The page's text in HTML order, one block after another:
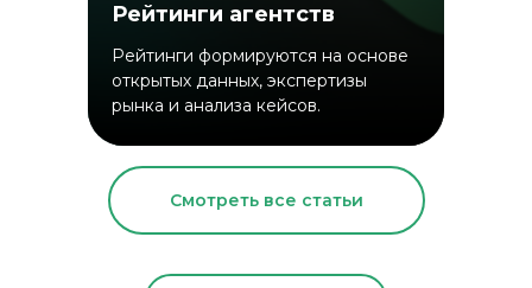
Рейтинги формируются на основе
открытых данных, экспертизы
рынка и анализа кейсов.
Рейтинги агентств
Смотреть все статьи